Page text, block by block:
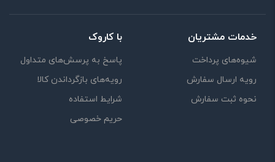
خدمات مشتریان
شیوه‌های پرداخت
رویه ارسال سفارش
نحوه ثبت سفارش
با کاروک
پاسخ به پرسش‌های متداول
رویه‌های بازگرداندن کالا
شرایط استفاده
حریم خصوصی